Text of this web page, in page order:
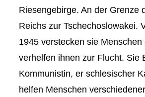
Riesengebirge. An der Grenze
Reichs zur Tschechoslowakei.
1945 verstecken sie Menschen
verhelfen ihnen zur Flucht. Sie
Kommunistin, er schlesischer
helfen Menschen